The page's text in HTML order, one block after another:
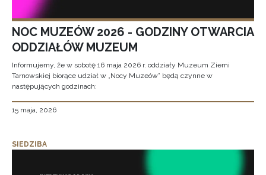
NOC MUZEÓW 2026 - GODZINY OTWARCIA
ODDZIAŁÓW MUZEUM
Informujemy, że w sobotę 16 maja 2026 r. oddziały Muzeum Ziemi
Tarnowskiej biorące udział w „Nocy Muzeów” będą czynne w
następujących godzinach:
15 maja, 2026
SIEDZIBA